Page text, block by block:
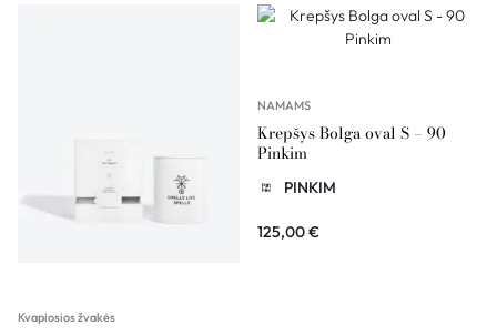
Kvapiosios žvakės
NAMAMS
Krepšys Bolga oval S – 90
Pinkim
PINKIM
125,00€